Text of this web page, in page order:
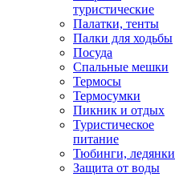
туристические
Палатки, тенты
Палки для ходьбы
Посуда
Спальные мешки
Термосы
Термосумки
Пикник и отдых
Туристическое
питание
Тюбинги, ледянки
Защита от воды